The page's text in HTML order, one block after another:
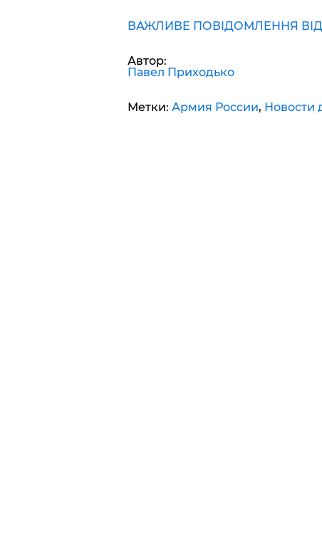
ВАЖЛИВЕ ПОВІДОМЛЕННЯ ВІД
Автор:
Павел Приходько
Метки: Армия России, Новости